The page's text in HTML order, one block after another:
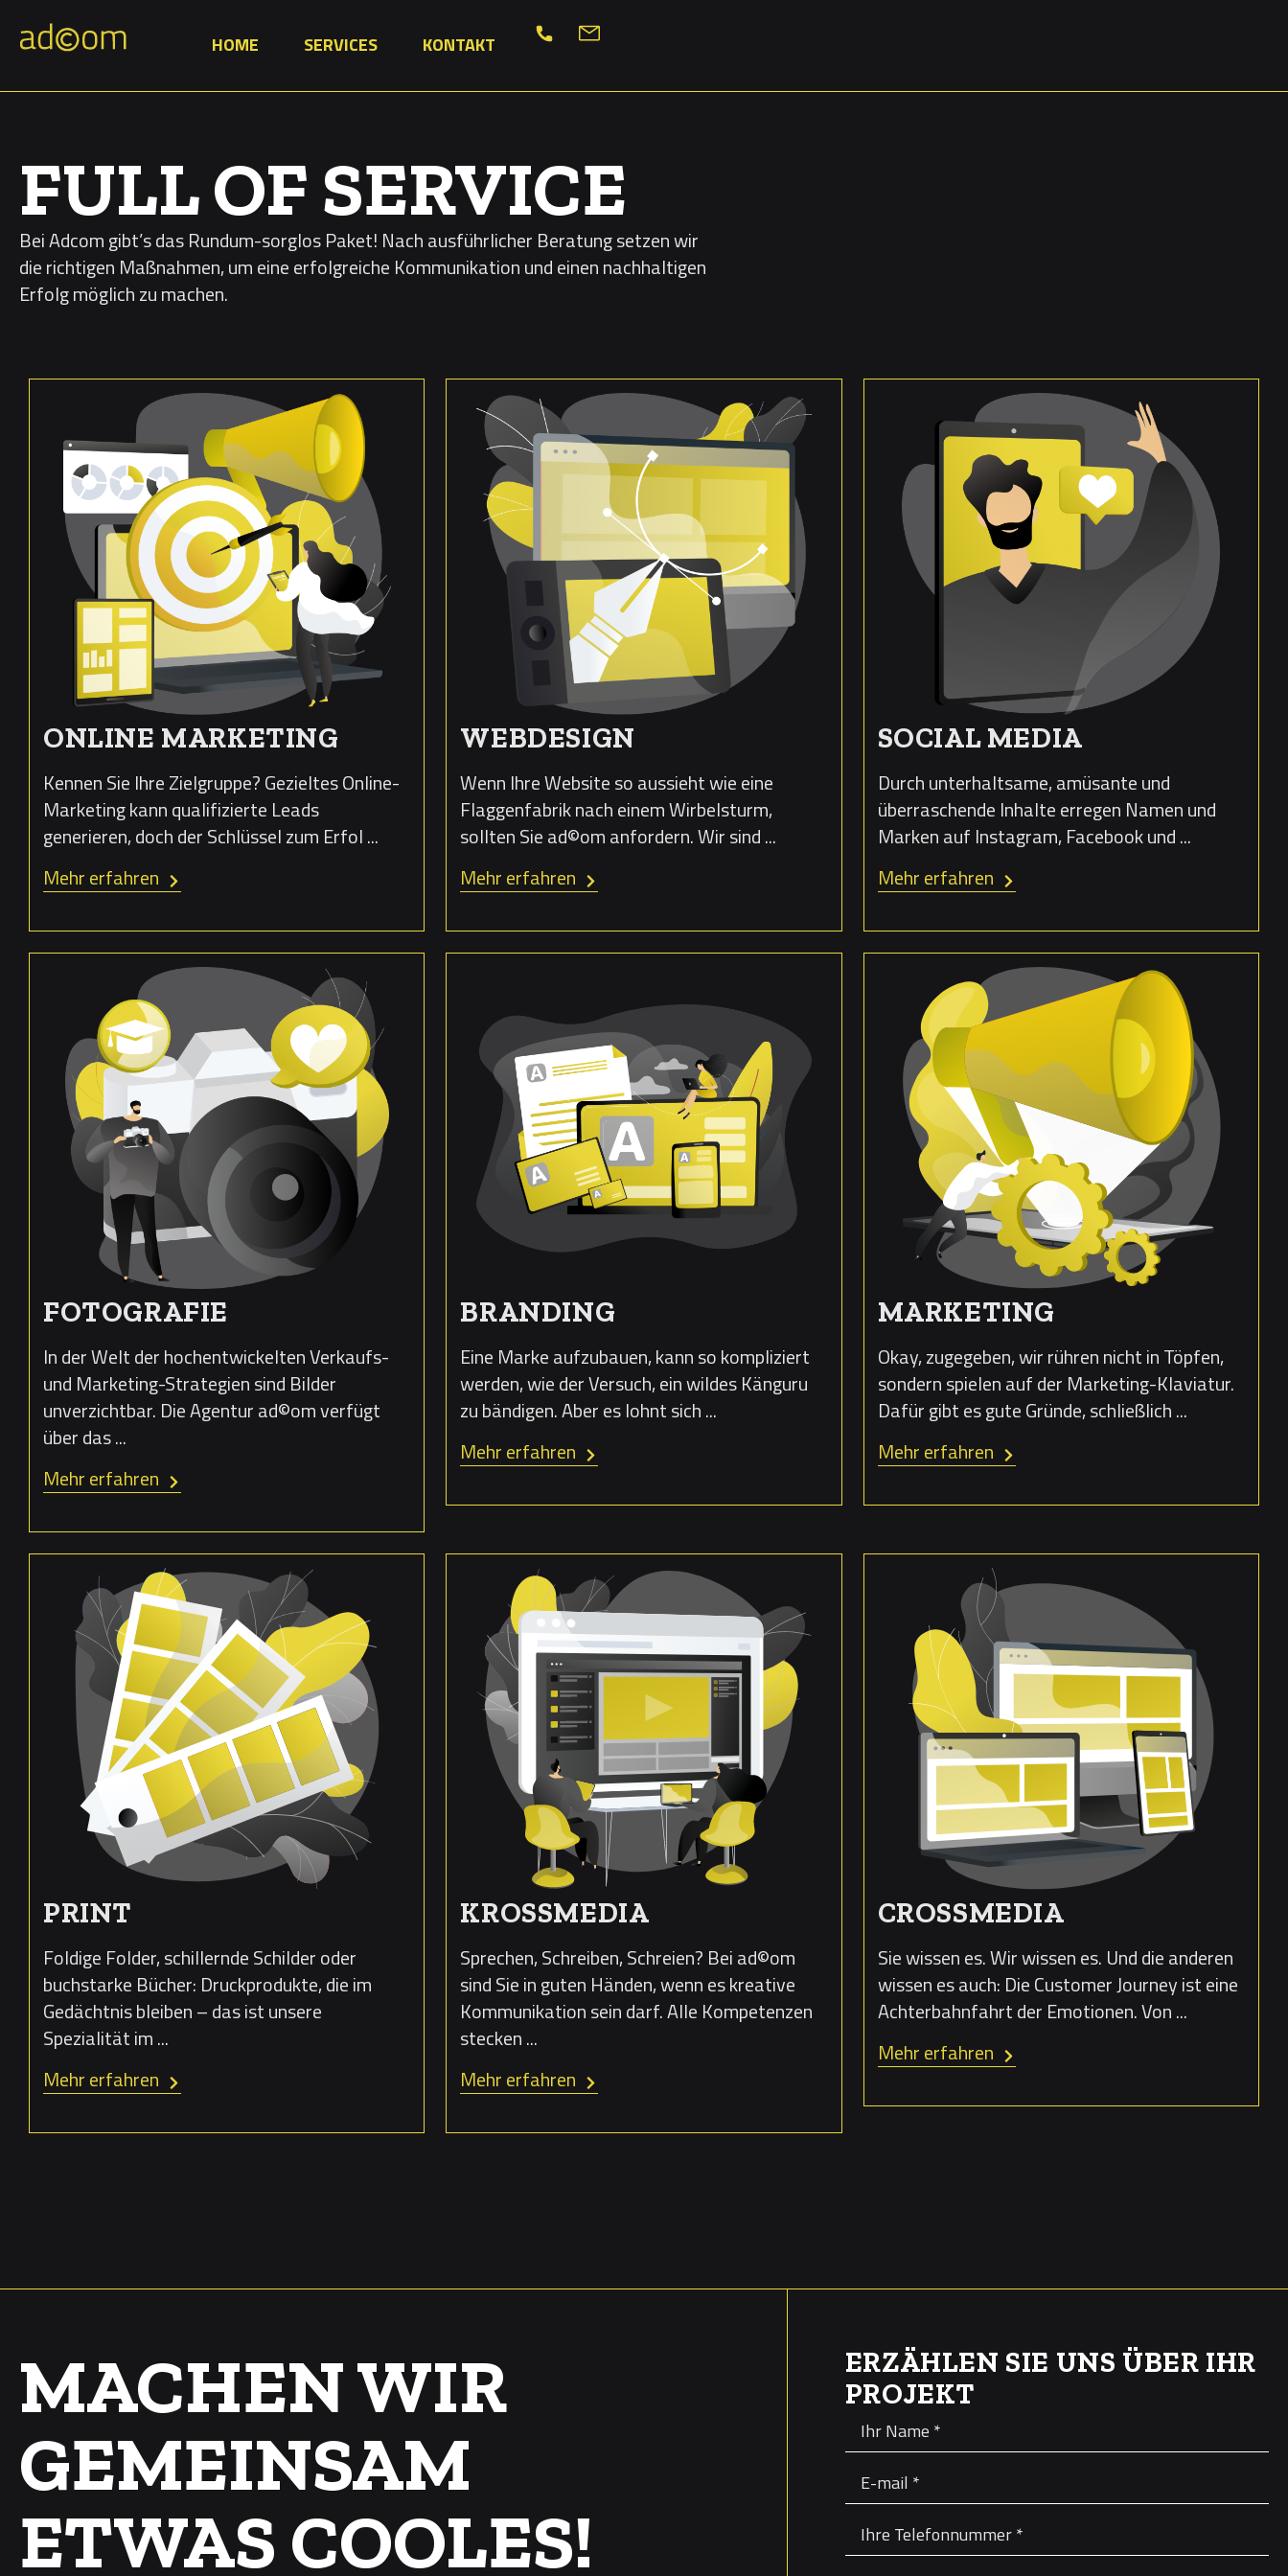
HOME SERVICES KONTAKT
FULL OF SERVICE
Bei Adcom gibt’s das Rundum-sorglos Paket! Nach ausführlicher Beratung setzen wir
die richtigen Maßnahmen, um eine erfolgreiche Kommunikation und einen nachhaltigen
Erfolg möglich zu machen.
ONLINE MARKETING
Kennen Sie Ihre Zielgruppe? Gezieltes Online-
Marketing kann qualifizierte Leads
generieren, doch der Schlüssel zum Erfol ...
Mehr erfahren
WEBDESIGN
Wenn Ihre Website so aussieht wie eine
Flaggenfabrik nach einem Wirbelsturm,
sollten Sie ad©om anfordern. Wir sind ...
Mehr erfahren
SOCIAL MEDIA
Durch unterhaltsame, amüsante und
überraschende Inhalte erregen Namen und
Marken auf Instagram, Facebook und ...
Mehr erfahren
FOTOGRAFIE
In der Welt der hochentwickelten Verkaufs-
und Marketing-Strategien sind Bilder
unverzichtbar. Die Agentur ad©om verfügt
über das ...
Mehr erfahren
BRANDING
Eine Marke aufzubauen, kann so kompliziert
werden, wie der Versuch, ein wildes Känguru
zu bändigen. Aber es lohnt sich ...
Mehr erfahren
MARKETING
Okay, zugegeben, wir rühren nicht in Töpfen,
sondern spielen auf der Marketing-Klaviatur.
Dafür gibt es gute Gründe, schließlich ...
Mehr erfahren
PRINT
Foldige Folder, schillernde Schilder oder
buchstarke Bücher: Druckprodukte, die im
Gedächtnis bleiben – das ist unsere
Spezialität im ...
Mehr erfahren
KROSSMEDIA
Sprechen, Schreiben, Schreien? Bei ad©om
sind Sie in guten Händen, wenn es kreative
Kommunikation sein darf. Alle Kompetenzen
stecken ...
Mehr erfahren
CROSSMEDIA
Sie wissen es. Wir wissen es. Und die anderen
wissen es auch: Die Customer Journey ist eine
Achterbahnfahrt der Emotionen. Von ...
Mehr erfahren
MACHEN WIR
GEMEINSAM
ETWAS COOLES!
ERZÄHLEN SIE UNS ÜBER IHR
PROJEKT